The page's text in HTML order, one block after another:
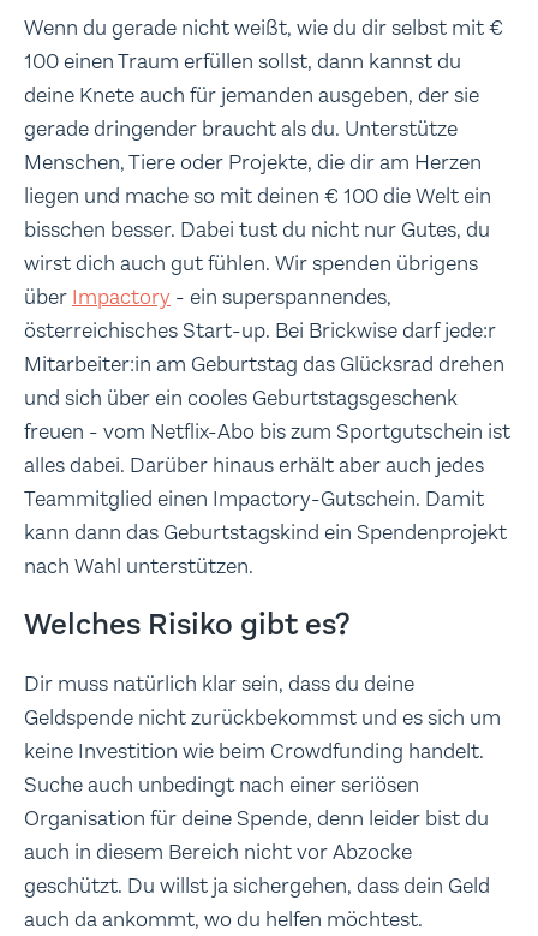
Wenn du gerade nicht weißt, wie du dir selbst mit €
100 einen Traum erfüllen sollst, dann kannst du
deine Knete auch für jemanden ausgeben, der sie
gerade dringender braucht als du. Unterstütze
Menschen, Tiere oder Projekte, die dir am Herzen
liegen und mache so mit deinen € 100 die Welt ein
bisschen besser. Dabei tust du nicht nur Gutes, du
wirst dich auch gut fühlen. Wir spenden übrigens
über Impactory - ein superspannendes,
österreichisches Start-up. Bei Brickwise darf jede:r
Mitarbeiter:in am Geburtstag das Glücksrad drehen
und sich über ein cooles Geburtstagsgeschenk
freuen - vom Netflix-Abo bis zum Sportgutschein ist
alles dabei. Darüber hinaus erhält aber auch jedes
Teammitglied einen Impactory-Gutschein. Damit
kann dann das Geburtstagskind ein Spendenprojekt
nach Wahl unterstützen.
Welches Risiko gibt es?
Dir muss natürlich klar sein, dass du deine
Geldspende nicht zurückbekommst und es sich um
keine Investition wie beim Crowdfunding handelt.
Suche auch unbedingt nach einer seriösen
Organisation für deine Spende, denn leider bist du
auch in diesem Bereich nicht vor Abzocke
geschützt. Du willst ja sichergehen, dass dein Geld
auch da ankommt, wo du helfen möchtest.